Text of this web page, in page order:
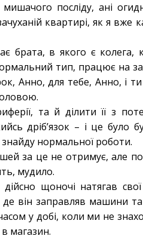
мишачого посліду, ані
квартирі, як я вже
брата, в якого є колега,
тип, працює на
Анно, для тебе, Анно, і
та й ділити її з
дріб’язок – і це було
нормальної роботи.
за це не отримує, але
мудило.
щоночі натягав
він заправляв машини
у добі, коли ми не
магазин.